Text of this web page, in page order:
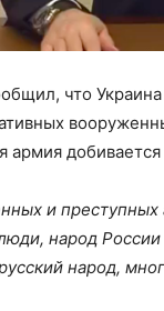
что
армия добивается
и
народ
народ,